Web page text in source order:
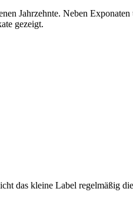
Jahrzehnte. Neben
gezeigt.
das kleine Label regelmäßig